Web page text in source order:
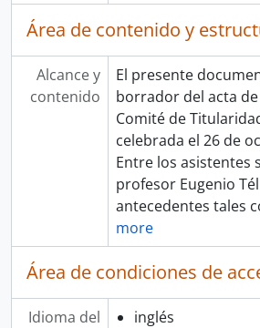
Área de contenido y
Alcance y
contenido
El presente
borrador del acta
Comité de
celebrada el 26 de
Entre los asistentes
profesor Eugenio
antecedentes tales
more
Área de condiciones de
Idioma del
inglés